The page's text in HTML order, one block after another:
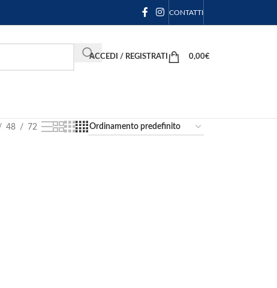
CONTATTI
ACCEDI / REGISTRATI 0,00€
48 72